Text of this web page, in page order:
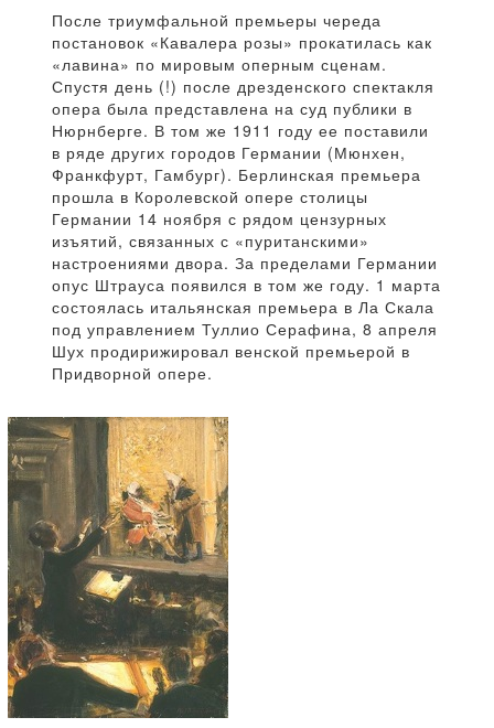
После триумфальной премьеры череда
постановок «Кавалера розы» прокатилась как
«лавина» по мировым оперным сценам.
Спустя день (!) после дрезденского спектакля
опера была представлена на суд публики в
Нюрнберге. В том же 1911 году ее поставили
в ряде других городов Германии (Мюнхен,
Франкфурт, Гамбург). Берлинская премьера
прошла в Королевской опере столицы
Германии 14 ноября с рядом цензурных
изъятий, связанных с «пуританскими»
настроениями двора. За пределами Германии
опус Штрауса появился в том же году. 1 марта
состоялась итальянская премьера в Ла Скала
под управлением Туллио Серафина, 8 апреля
Шух продирижировал венской премьерой в
Придворной опере.